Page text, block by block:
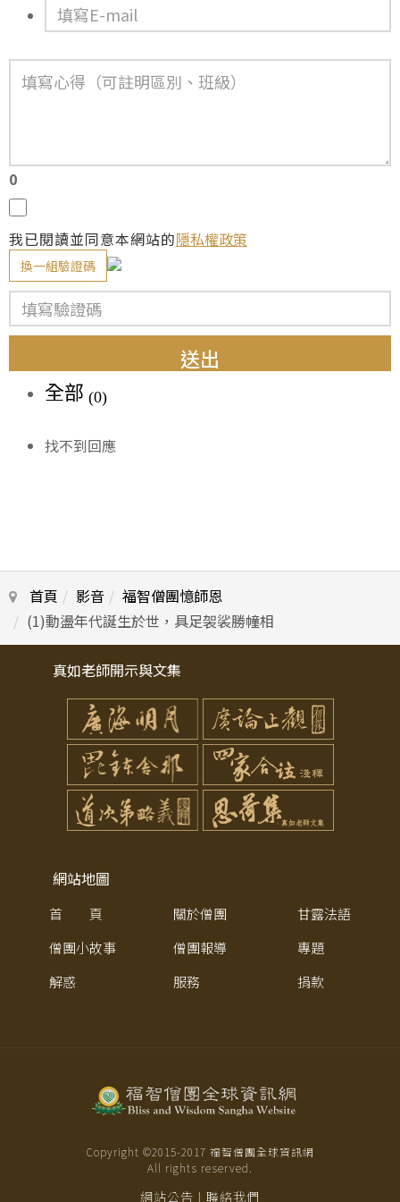
0
我已閱讀並同意本網站的隱私權政策
換一組驗證碼
送出
全部 (0)
找不到回應
首頁 影音
福智僧團憶師恩
(1)動盪年代誕生於世，具足袈裟勝幢相
真如老師開示與文集
網站地圖
首 頁 關於僧團
甘露法語
僧團小故事
僧團報導
專題
解惑
服務 捐款
Copyright ©2015-2017 福智僧團全球資訊網
All rights reserved.
網站公告 | 聯絡我們